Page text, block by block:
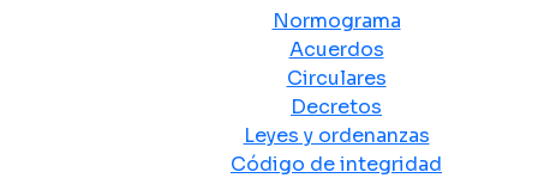
Normograma
Acuerdos
Circulares
Decretos
Leyes y ordenanzas
Código de integridad